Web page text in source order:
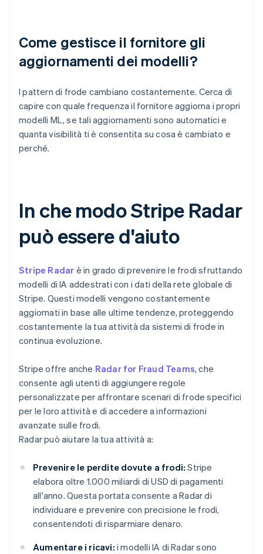
Come gestisce il fornitore gli
aggiornamenti dei modelli?
I pattern di frode cambiano costantemente. Cerca di
capire con quale frequenza il fornitore aggiorna i propri
modelli ML, se tali aggiornamenti sono automatici e
quanta visibilità ti è consentita su cosa è cambiato e
perché.
In che modo Stripe Radar
può essere d'aiuto
Stripe Radar è in grado di prevenire le frodi sfruttando
modelli di IA addestrati con i dati della rete globale di
Stripe. Questi modelli vengono costantemente
aggiornati in base alle ultime tendenze, proteggendo
costantemente la tua attività da sistemi di frode in
continua evoluzione.
Stripe offre anche Radar for Fraud Teams, che
consente agli utenti di aggiungere regole
personalizzate per affrontare scenari di frode specifici
per le loro attività e di accedere a informazioni
avanzate sulle frodi.
Radar può aiutare la tua attività a:
Prevenire le perdite dovute a frodi: Stripe
elabora oltre 1.000 miliardi di USD di pagamenti
all'anno. Questa portata consente a Radar di
individuare e prevenire con precisione le frodi,
consentendoti di risparmiare denaro.
Aumentare i ricavi: i modelli IA di Radar sono